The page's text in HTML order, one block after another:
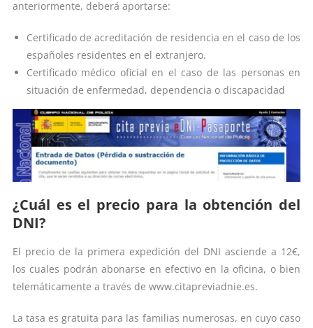
anteriormente, deberá aportarse:
Certificado de acreditación de residencia en el caso de los
españoles residentes en el extranjero.
Certificado médico oficial en el caso de las personas en
situación de enfermedad, dependencia o discapacidad
¿Cuál es el precio para la obtención del
DNI?
El precio de la primera expedición del DNI asciende a 12€,
los cuales podrán abonarse en efectivo en la oficina, o bien
telemáticamente a través de www.citapreviadnie.es.
La tasa es gratuita para las familias numerosas, en cuyo caso